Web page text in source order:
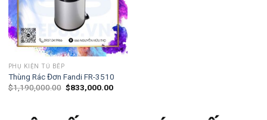
PHỤ KIỆN TỦ BẾP
Thùng Rác Đơn Fandi FR-3510
$1,190,000.00 $833,000.00